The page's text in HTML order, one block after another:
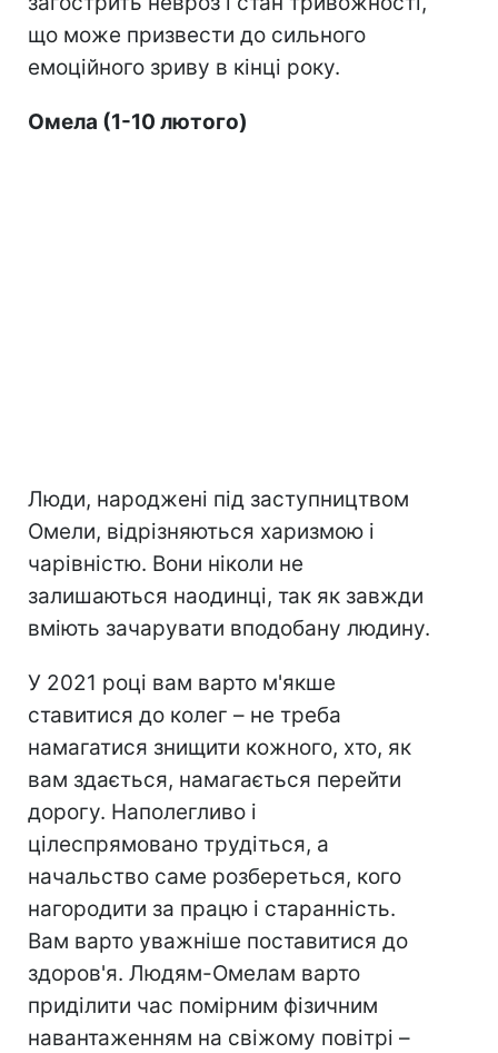
що може призвести до сильного
емоційного зриву в кінці року.
Омела (1-10 лютого)
Люди, народжені під заступництвом
Омели, відрізняються харизмою і
чарівністю. Вони ніколи не
залишаються наодинці, так як завжди
вміють зачарувати вподобану людину.
У 2021 році вам варто м'якше
ставитися до колег – не треба
намагатися знищити кожного, хто, як
вам здається, намагається перейти
дорогу. Наполегливо і
цілеспрямовано трудіться, а
начальство саме розбереться, кого
нагородити за працю і старанність.
Вам варто уважніше поставитися до
здоров'я. Людям-Омелам варто
приділити час помірним фізичним
навантаженням на свіжому повітрі –